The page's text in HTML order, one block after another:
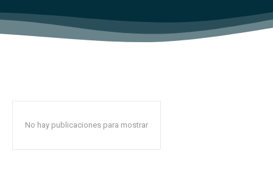
No hay publicaciones para mostrar